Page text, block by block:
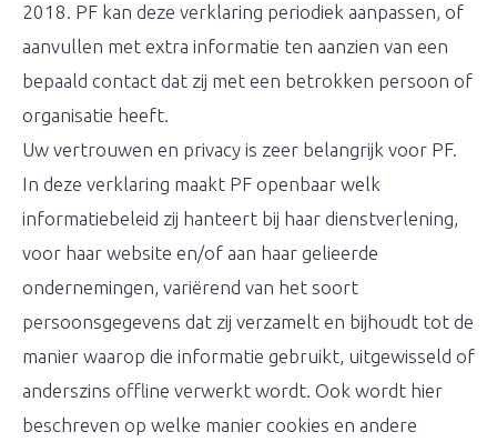
2018. PF kan deze verklaring periodiek aanpassen, of
aanvullen met extra informatie ten aanzien van een
bepaald contact dat zij met een betrokken persoon of
organisatie heeft.
Uw vertrouwen en privacy is zeer belangrijk voor PF.
In deze verklaring maakt PF openbaar welk
informatiebeleid zij hanteert bij haar dienstverlening,
voor haar website en/of aan haar gelieerde
ondernemingen, variërend van het soort
persoonsgegevens dat zij verzamelt en bijhoudt tot de
manier waarop die informatie gebruikt, uitgewisseld of
anderszins offline verwerkt wordt. Ook wordt hier
beschreven op welke manier cookies en andere